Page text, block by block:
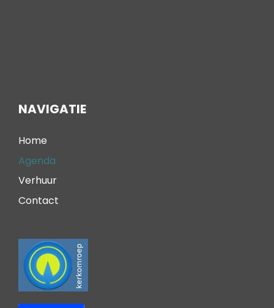
NAVIGATIE
Home
Agenda
Verhuur
Contact